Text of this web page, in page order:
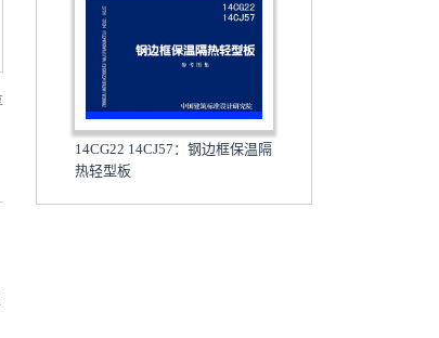
14CG22 14CJ57：钢边框保温隔
热轻型板